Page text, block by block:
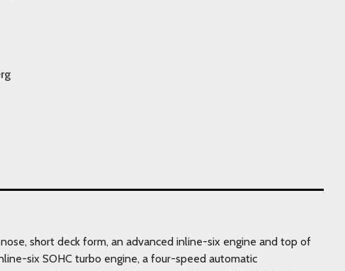
short deck form, an advanced inline-six engine and top of
six SOHC turbo engine, a four-speed automatic